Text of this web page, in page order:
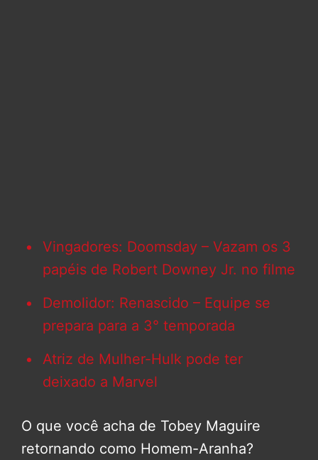
Vingadores: Doomsday – Vazam os 3
papéis de Robert Downey Jr. no filme
Demolidor: Renascido – Equipe se
prepara para a 3° temporada
Atriz de Mulher-Hulk pode ter
deixado a Marvel
O que você acha de Tobey Maguire
retornando como Homem-Aranha?